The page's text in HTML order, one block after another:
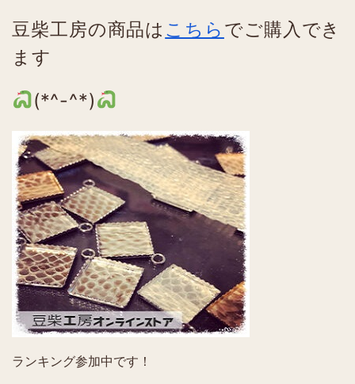
豆柴工房の商品は こちら でご購入でき
ます
(*^-^*)
ランキング参加中です！